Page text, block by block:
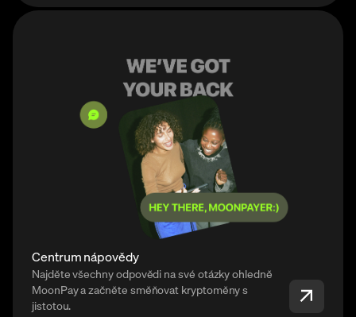
Centrum nápovědy
Najděte všechny odpovědi na své otázky ohledně
MoonPay a začněte směňovat kryptoměny s
jistotou.